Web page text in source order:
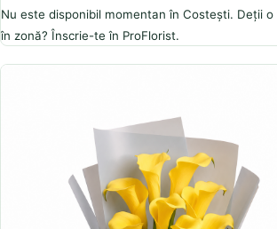
Nu este disponibil momentan în Costești. Deții o
în zonă? Înscrie-te în ProFlorist.